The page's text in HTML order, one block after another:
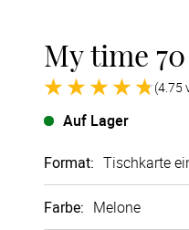
per Post zusenden.
My time 70
(4.75
Auf Lager
Format: Tischkarte
Farbe: Melone